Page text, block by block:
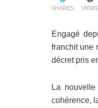
SHARES VIEWS
Engagé
franchit une
décret pris
La
cohérence,